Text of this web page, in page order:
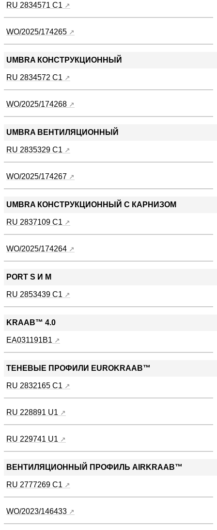
RU 2834571 C1
WO/2025/174265
UMBRA КОНСТРУКЦИОННЫЙ
RU 2834572 C1
WO/2025/174268
UMBRA ВЕНТИЛЯЦИОННЫЙ
RU 2835329 C1
WO/2025/174267
UMBRA КОНСТРУКЦИОННЫЙ С КАРНИЗОМ
RU 2837109 C1
WO/2025/174264
PORT S И М
RU 2853439 C1
KRAAB™ 4.0
EA031191B1
ТЕНЕВЫЕ ПРОФИЛИ EUROKRAAB™
RU 2832165 C1
RU 228891 U1
RU 229741 U1
ВЕНТИЛЯЦИОННЫЙ ПРОФИЛЬ AIRKRAAB™
RU 2777269 C1
WO/2023/146433